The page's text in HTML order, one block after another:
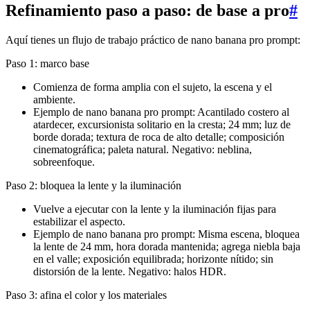
Refinamiento paso a paso: de base a pro#
Aquí tienes un flujo de trabajo práctico de nano banana pro prompt:
Paso 1: marco base
Comienza de forma amplia con el sujeto, la escena y el
ambiente.
Ejemplo de nano banana pro prompt: Acantilado costero al
atardecer, excursionista solitario en la cresta; 24 mm; luz de
borde dorada; textura de roca de alto detalle; composición
cinematográfica; paleta natural. Negativo: neblina,
sobreenfoque.
Paso 2: bloquea la lente y la iluminación
Vuelve a ejecutar con la lente y la iluminación fijas para
estabilizar el aspecto.
Ejemplo de nano banana pro prompt: Misma escena, bloquea
la lente de 24 mm, hora dorada mantenida; agrega niebla baja
en el valle; exposición equilibrada; horizonte nítido; sin
distorsión de la lente. Negativo: halos HDR.
Paso 3: afina el color y los materiales